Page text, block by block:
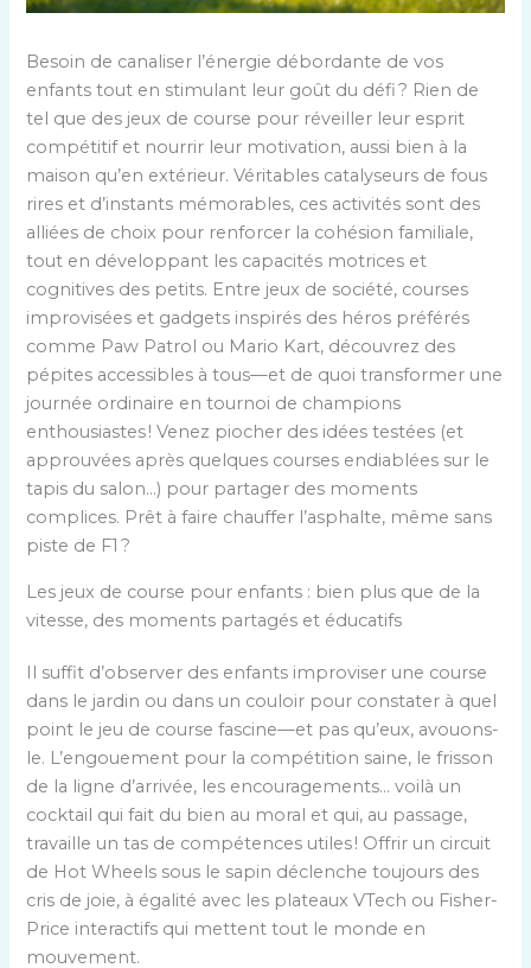
Besoin de canaliser l’énergie débordante de vos
enfants tout en stimulant leur goût du défi ? Rien de
tel que des jeux de course pour réveiller leur esprit
compétitif et nourrir leur motivation, aussi bien à la
maison qu’en extérieur. Véritables catalyseurs de fous
rires et d’instants mémorables, ces activités sont des
alliées de choix pour renforcer la cohésion familiale,
tout en développant les capacités motrices et
cognitives des petits. Entre jeux de société, courses
improvisées et gadgets inspirés des héros préférés
comme Paw Patrol ou Mario Kart, découvrez des
pépites accessibles à tous—et de quoi transformer une
journée ordinaire en tournoi de champions
enthousiastes ! Venez piocher des idées testées (et
approuvées après quelques courses endiablées sur le
tapis du salon…) pour partager des moments
complices. Prêt à faire chauffer l’asphalte, même sans
piste de F1 ?
Les jeux de course pour enfants : bien plus que de la
vitesse, des moments partagés et éducatifs
Il suffit d’observer des enfants improviser une course
dans le jardin ou dans un couloir pour constater à quel
point le jeu de course fascine—et pas qu’eux, avouons-
le. L’engouement pour la compétition saine, le frisson
de la ligne d’arrivée, les encouragements… voilà un
cocktail qui fait du bien au moral et qui, au passage,
travaille un tas de compétences utiles ! Offrir un circuit
de Hot Wheels sous le sapin déclenche toujours des
cris de joie, à égalité avec les plateaux VTech ou Fisher-
Price interactifs qui mettent tout le monde en
mouvement.